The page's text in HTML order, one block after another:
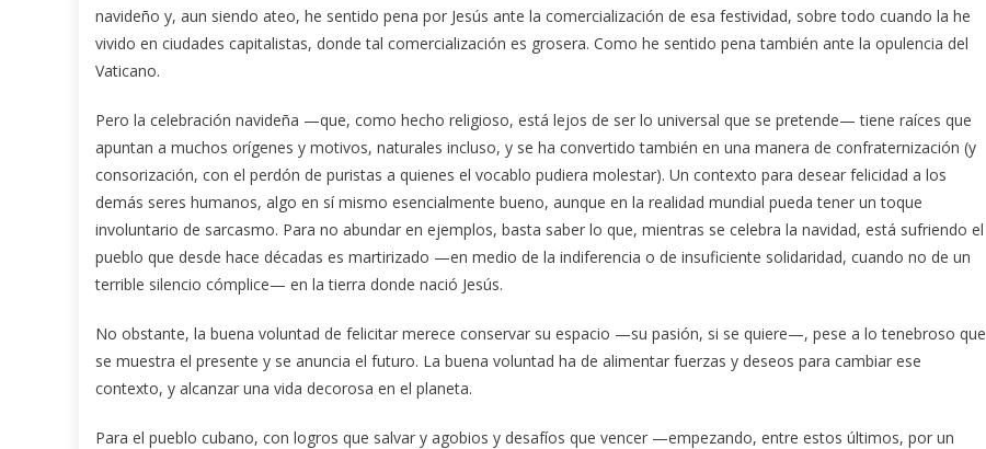
navideño y, aun siendo ateo, he sentido pena por Jesús ante la comercialización de esa festividad, sobre todo cuando la he
vivido en ciudades capitalistas, donde tal comercialización es grosera. Como he sentido pena también ante la opulencia del
Vaticano.
Pero la celebración navideña —que, como hecho religioso, está lejos de ser lo universal que se pretende— tiene raíces que
apuntan a muchos orígenes y motivos, naturales incluso, y se ha convertido también en una manera de confraternización (y
consorización, con el perdón de puristas a quienes el vocablo pudiera molestar). Un contexto para desear felicidad a los
demás seres humanos, algo en sí mismo esencialmente bueno, aunque en la realidad mundial pueda tener un toque
involuntario de sarcasmo. Para no abundar en ejemplos, basta saber lo que, mientras se celebra la navidad, está sufriendo el
pueblo que desde hace décadas es martirizado —en medio de la indiferencia o de insuficiente solidaridad, cuando no de un
terrible silencio cómplice— en la tierra donde nació Jesús.
No obstante, la buena voluntad de felicitar merece conservar su espacio —su pasión, si se quiere—, pese a lo tenebroso que
se muestra el presente y se anuncia el futuro. La buena voluntad ha de alimentar fuerzas y deseos para cambiar ese
contexto, y alcanzar una vida decorosa en el planeta.
Para el pueblo cubano, con logros que salvar y agobios y desafíos que vencer —empezando, entre estos últimos, por un